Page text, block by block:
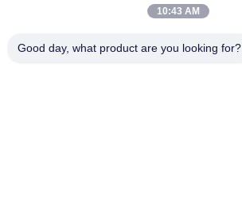
পণ্য
10:43 AM
Good day, what product are you looking for?